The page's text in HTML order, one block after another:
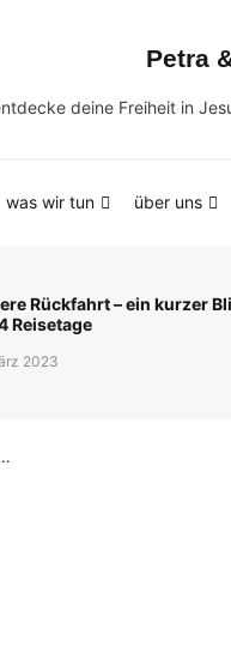
Petra
deine Freiheit in
was wir tun über uns
Rückfahrt – ein kurzer
Reisetage
2023